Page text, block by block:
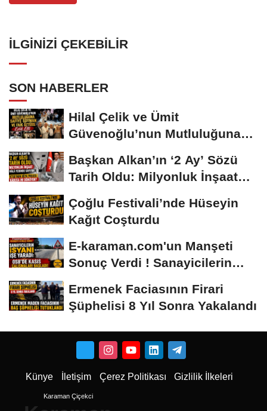
İLGINIZI ÇEKEBILIR
SON HABERLER
Hilal Çelik ve Ümit
Güvenoğlu’nun Mutluluğuna
Başkan Alkan’ın ‘2 Ay’ Sözü
Tarih Oldu: Milyonluk İnşaat
Çoğlu Festivali’nde Hüseyin
Kağıt Coşturdu
E-karaman.com'un Manşeti
Sonuç Verdi ! Sanayicilerin
Ermenek Faciasının Firari
Şüphelisi 8 Yıl Sonra Yakalandı
Künye İletişim Çerez Politikası Gizlilik İlkeleri
Karaman Çiçekci